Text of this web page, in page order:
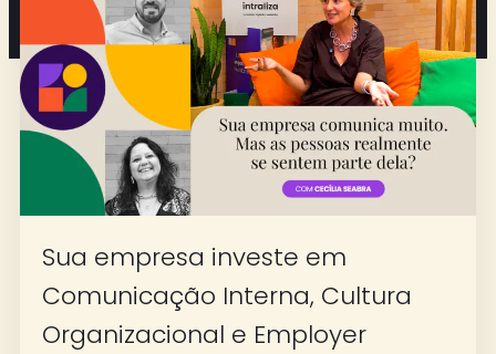
Sua empresa investe em
Comunicação Interna, Cultura
Organizacional e Employer